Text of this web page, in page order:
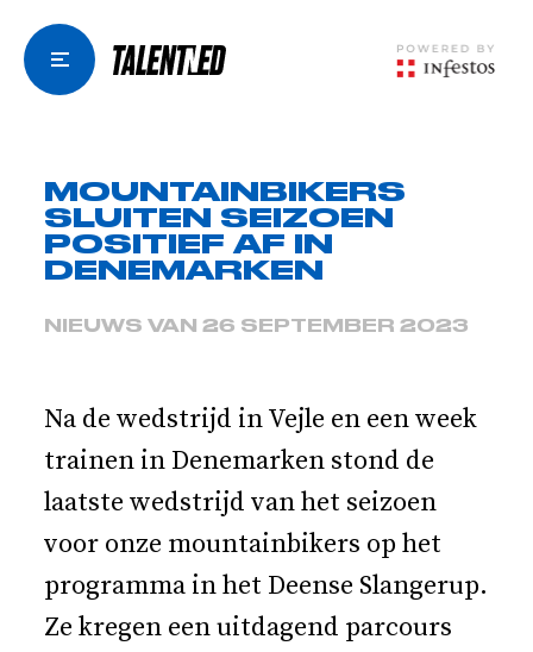
MOUNTAINBIKERS
SLUITEN SEIZOEN
POSITIEF AF IN
DENEMARKEN
NIEUWS VAN 26 SEPTEMBER 2023
Na de wedstrijd in Vejle en een week
trainen in Denemarken stond de
laatste wedstrijd van het seizoen
voor onze mountainbikers op het
programma in het Deense Slangerup.
Ze kregen een uitdagend parcours